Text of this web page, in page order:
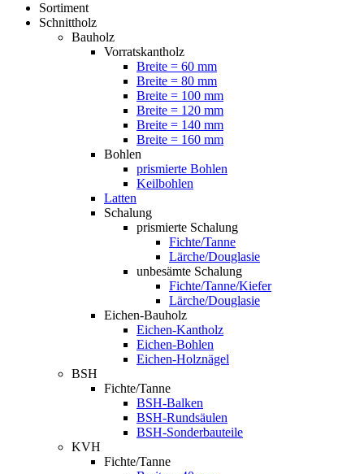
Sortiment
Schnittholz
Bauholz
Vorratskantholz
Breite = 60 mm
Breite = 80 mm
Breite = 100 mm
Breite = 120 mm
Breite = 140 mm
Breite = 160 mm
Bohlen
prismierte Bohlen
Keilbohlen
Latten
Schalung
prismierte Schalung
Fichte/Tanne
Lärche/Douglasie
unbesämte Schalung
Fichte/Tanne/Kiefer
Lärche/Douglasie
Eichen-Bauholz
Eichen-Kantholz
Eichen-Bohlen
Eichen-Holznägel
BSH
Fichte/Tanne
BSH-Balken
BSH-Rundsäulen
BSH-Sonderbauteile
KVH
Fichte/Tanne